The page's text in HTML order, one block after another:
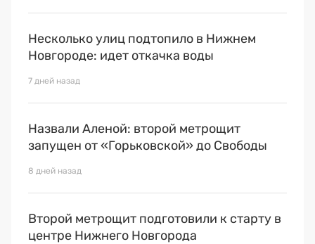
Несколько улиц подтопило в Нижнем
Новгороде: идет откачка воды
7 дней назад
Назвали Аленой: второй метрощит
запущен от «Горьковской» до Свободы
8 дней назад
Второй метрощит подготовили к старту в
центре Нижнего Новгорода